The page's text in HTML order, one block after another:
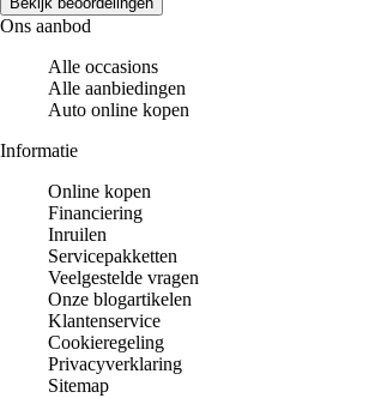
Ons aanbod
Alle occasions
Alle aanbiedingen
Auto online kopen
Informatie
Online kopen
Financiering
Inruilen
Servicepakketten
Veelgestelde vragen
Onze blogartikelen
Klantenservice
Cookieregeling
Privacyverklaring
Sitemap